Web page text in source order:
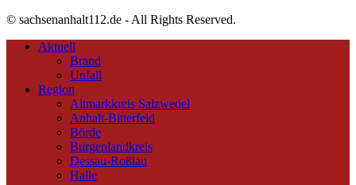
© sachsenanhalt112.de - All Rights Reserved.
Aktuell
Brand
Unfall
Region
Altmarkkreis Salzwedel
Anhalt-Bitterfeld
Börde
Burgenlandkreis
Dessau-Roßlau
Halle